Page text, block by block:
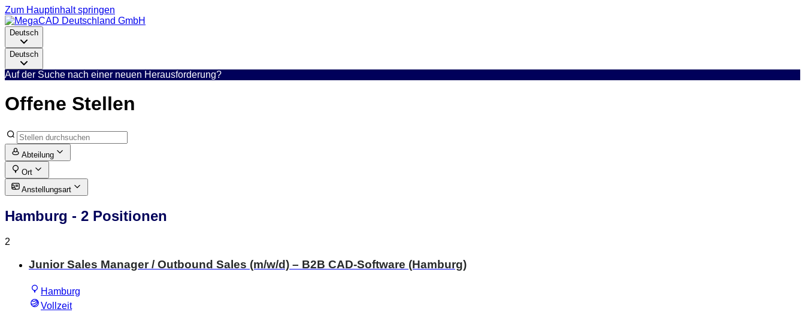
Zum Hauptinhalt springen
Deutsch
Deutsch
Auf der Suche nach einer neuen Herausforderung?
Offene Stellen
Abteilung
Ort
Anstellungsart
Hamburg - 2 Positionen
2
Junior Sales Manager / Outbound Sales (m/w/d) – B2B CAD-Software (Hamburg)
Hamburg
Vollzeit